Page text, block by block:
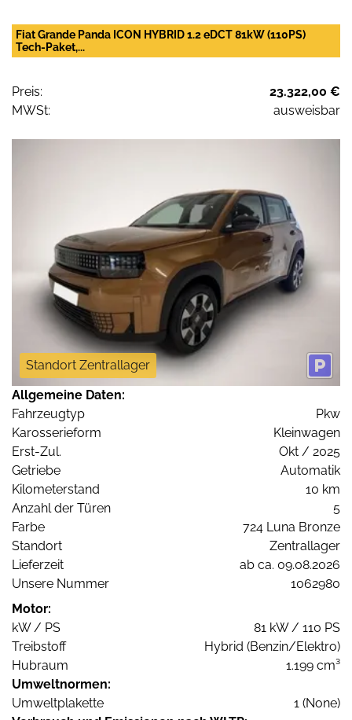
Fiat Grande Panda ICON HYBRID 1.2 eDCT 81kW (110PS)
Tech-Paket,...
Preis:
23.322,00 €
MWSt:
ausweisbar
Standort Zentrallager
Allgemeine Daten:
Fahrzeugtyp
Pkw
Karosserieform
Kleinwagen
Erst-Zul.
Okt / 2025
Getriebe
Automatik
Kilometerstand
10 km
Anzahl der Türen
5
Farbe
724 Luna Bronze
Standort
Zentrallager
Lieferzeit
ab ca. 09.08.2026
Unsere Nummer
1062980
Motor:
kW / PS
81 kW / 110 PS
Treibstoff
Hybrid (Benzin/Elektro)
Hubraum
1.199 cm³
Umweltnormen:
Umweltplakette
1 (None)